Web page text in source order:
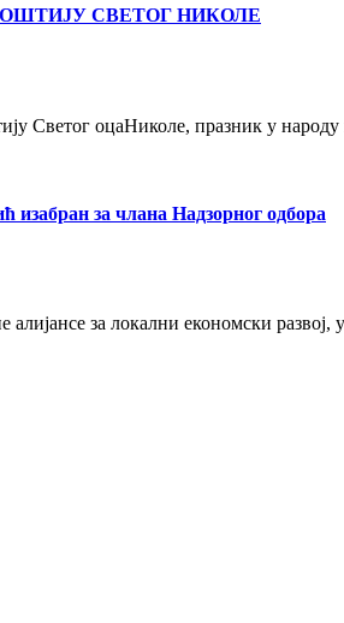
СВЕТОГ НИКОЛЕ
Светог оцаНиколе, празник у
за члана Надзорног одбора
за локални економски